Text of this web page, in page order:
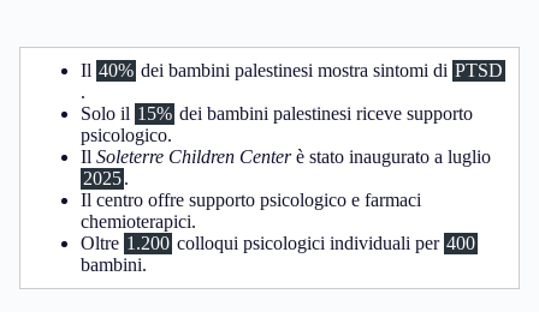
Il 40% dei bambini palestinesi mostra sintomi di PTSD
.
Solo il 15% dei bambini palestinesi riceve supporto
psicologico.
Il Soleterre Children Centerè stato inaugurato a luglio
2025.
Il centro offre supporto psicologico e farmaci
chemioterapici.
Oltre 1.200 colloqui psicologici individuali per 400
bambini.